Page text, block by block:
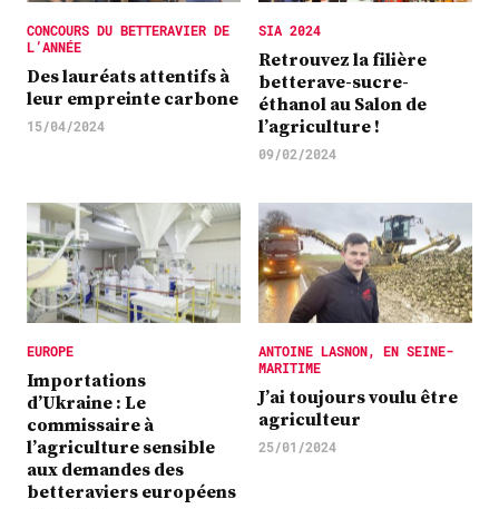
CONCOURS DU BETTERAVIER DE
L’ANNÉE
Des lauréats attentifs à
leur empreinte carbone
15/04/2024
SIA 2024
Retrouvez la filière
betterave-sucre-
éthanol au Salon de
l’agriculture !
09/02/2024
EUROPE
Importations
d’Ukraine : Le
commissaire à
l’agriculture sensible
aux demandes des
betteraviers européens
ANTOINE LASNON, EN SEINE-
MARITIME
J’ai toujours voulu être
agriculteur
25/01/2024